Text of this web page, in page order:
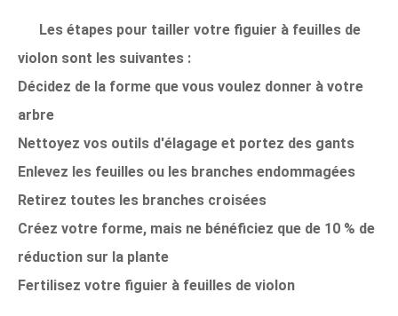
Les étapes pour tailler votre figuier à feuilles de
violon sont les suivantes :
Décidez de la forme que vous voulez donner à votre
arbre
Nettoyez vos outils d'élagage et portez des gants
Enlevez les feuilles ou les branches endommagées
Retirez toutes les branches croisées
Créez votre forme, mais ne bénéficiez que de 10 % de
réduction sur la plante
Fertilisez votre figuier à feuilles de violon